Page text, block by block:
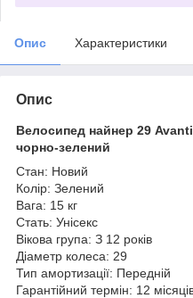
Опис Характеристики
Опис
Велосипед найнер 29 Avanti
чорно-зелений
Стан: Новий
Колір: Зелений
Вага: 15 кг
Стать: Унісекс
Вікова група: З 12 років
Діаметр колеса: 29
Тип амортизації: Передній
Гарантійний термін: 12